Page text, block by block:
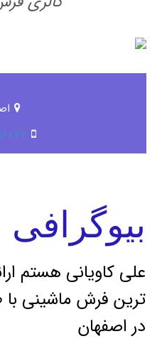
بیوگرافی
علی کاویانی هستم
ترین فرش ماشینی
در اصفهان